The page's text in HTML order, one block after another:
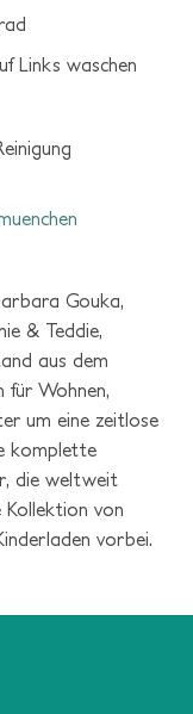
Links waschen
Gouka,
& Teddie,
aus dem
für Wohnen,
um eine zeitlose
komplette
die weltweit
Kollektion von
vorbei.